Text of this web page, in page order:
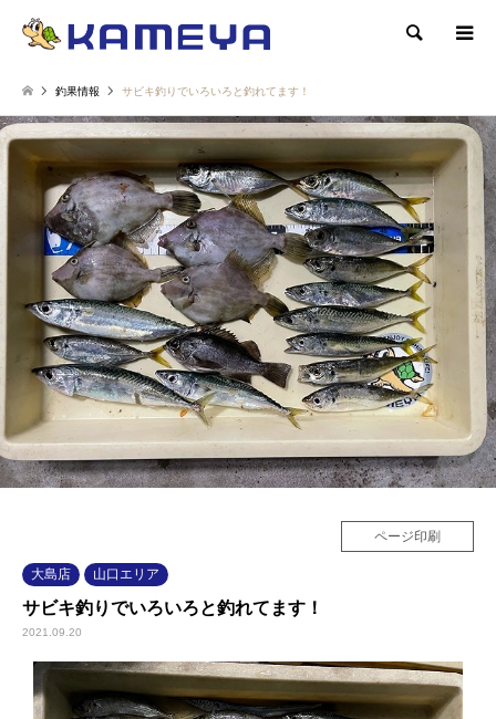
検索
釣果情報 サビキ釣りでいろいろと釣れてます！
ページ印刷
大島店 山口エリア
サビキ釣りでいろいろと釣れてます！
2021.09.20